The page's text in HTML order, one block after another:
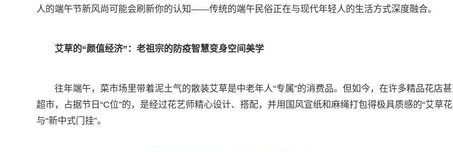
人的端午节新风尚可能会刷新你的认知——传统的端午民俗正在与现代年轻人的生活方式深度融合。
艾草的“颜值经济”：老祖宗的防疫智慧变身空间美学
往年端午，菜市场里带着泥土气的散装艾草是中老年人“专属”的消费品。但如今，在许多精品花店
超市，占据节日“C位”的，是经过花艺师精心设计、搭配，并用国风宣纸和麻绳打包得极具质感的“艾草花
与“新中式门挂”。